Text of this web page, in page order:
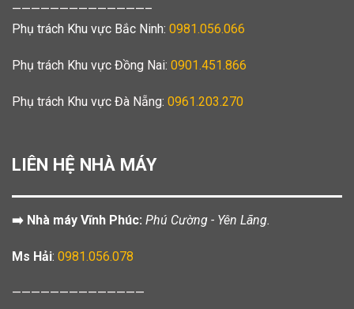
——————————————–
Phụ trách Khu vực Bắc Ninh: 0981.056.066
Phụ trách Khu vực Đồng Nai: 0901.451.866
Phụ trách Khu vực Đà Nẵng: 0961.203.270
LIÊN HỆ NHÀ MÁY
➡️ Nhà máy Vĩnh Phúc: Phú Cường - Yên Lãng.
Ms Hải: 0981.056.078
——————————————